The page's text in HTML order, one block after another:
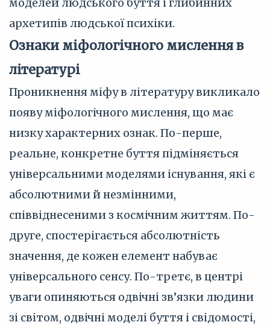
архетипів людської психіки.
Ознаки міфологічного мислення в
літературі
Проникнення міфу в літературу викликало
появу міфологічного мислення, що має
низку характерних ознак. По-перше,
реальне, конкретне буття підміняється
універсальними моделями існування, які є
абсолютними й незмінними,
співвіднесеними з космічним життям. По-
друге, спостерігається абсолютність
значення, де кожен елемент набуває
універсального сенсу. По-третє, в центрі
уваги опиняються одвічні зв’язки людини
зі світом, одвічні моделі буття і свідомості,